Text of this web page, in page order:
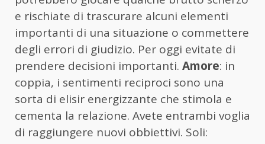
e rischiate di trascurare alcuni elementi
importanti di una situazione o commettere
degli errori di giudizio. Per oggi evitate di
prendere decisioni importanti. Amore: in
coppia, i sentimenti reciproci sono una
sorta di elisir energizzante che stimola e
cementa la relazione. Avete entrambi voglia
di raggiungere nuovi obbiettivi. Soli: